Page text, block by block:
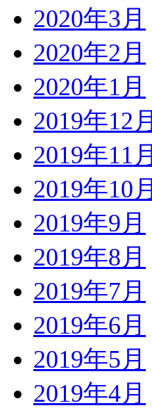
2020年3月
2020年2月
2020年1月
2019年12月
2019年11月
2019年10月
2019年9月
2019年8月
2019年7月
2019年6月
2019年5月
2019年4月